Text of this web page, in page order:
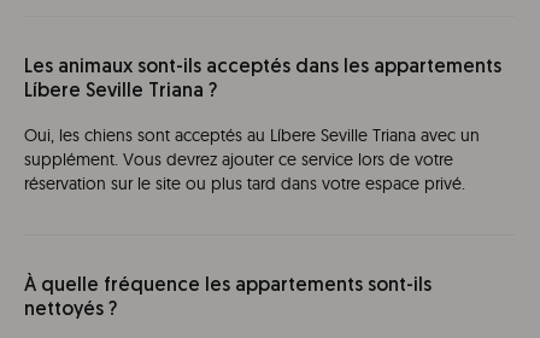
Les animaux sont-ils acceptés dans les appartements
Líbere Seville Triana ?
Oui, les chiens sont acceptés au Líbere Seville Triana avec un
supplément. Vous devrez ajouter ce service lors de votre
réservation sur le site ou plus tard dans votre espace privé.
À quelle fréquence les appartements sont-ils
nettoyés ?